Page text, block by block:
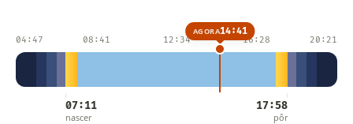
04:47 08:41 12:34 16:28 20:21
AGORA14:41
07:11
nascer
17:58
pôr